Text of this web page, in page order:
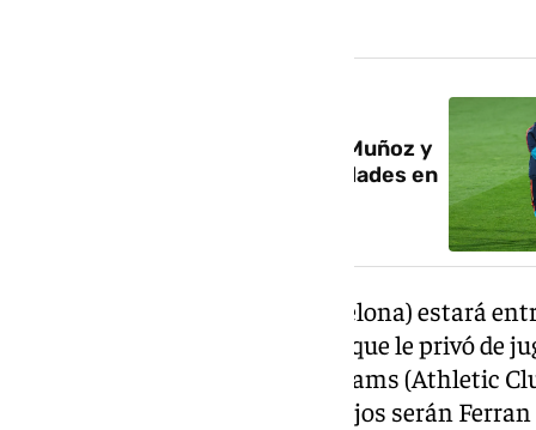
Joan García, Mosquera, Víctor Muñoz y
Barrenetxea, principales novedades en
Arriba, Lamine Yamal (FC Barcelona) estará
recuperado todavía de la lesión que le privó de
temporada, igual que Nico Williams (Athletic
en los isquiotibiales. También fijos serán